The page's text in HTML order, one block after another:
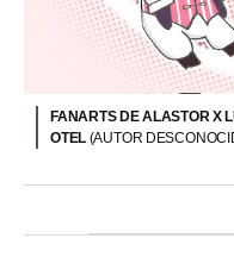
FANARTS DE ALASTOR X
OTEL (AUTOR